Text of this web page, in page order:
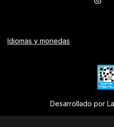
Idiomas y monedas
Desarrollado por